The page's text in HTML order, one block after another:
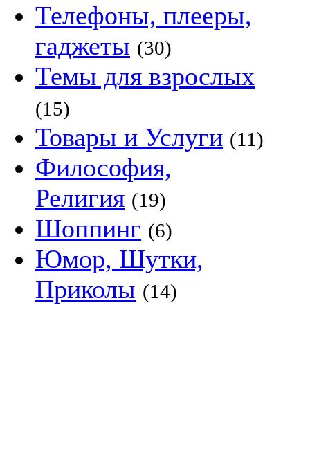
Телефоны, плееры,
гаджеты (30)
Темы для взрослых
(15)
Товары и Услуги (11)
Философия,
Религия (19)
Шоппинг (6)
Юмор, Шутки,
Приколы (14)